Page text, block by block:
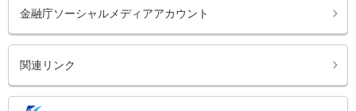
金融庁ソーシャルメディアアカウント
関連リンク